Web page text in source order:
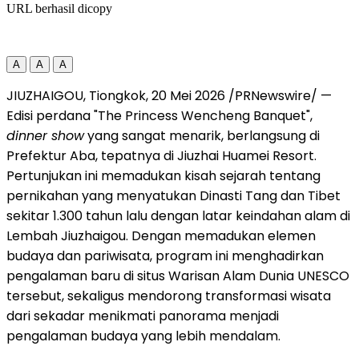
URL berhasil dicopy
A A A
JIUZHAIGOU, Tiongkok, 20 Mei 2026 /PRNewswire/ —
Edisi perdana "The Princess Wencheng Banquet",
dinner showyang sangat menarik, berlangsung di
Prefektur Aba, tepatnya di Jiuzhai Huamei Resort.
Pertunjukan ini memadukan kisah sejarah tentang
pernikahan yang menyatukan Dinasti Tang dan Tibet
sekitar 1.300 tahun lalu dengan latar keindahan alam di
Lembah Jiuzhaigou. Dengan memadukan elemen
budaya dan pariwisata, program ini menghadirkan
pengalaman baru di situs Warisan Alam Dunia UNESCO
tersebut, sekaligus mendorong transformasi wisata
dari sekadar menikmati panorama menjadi
pengalaman budaya yang lebih mendalam.